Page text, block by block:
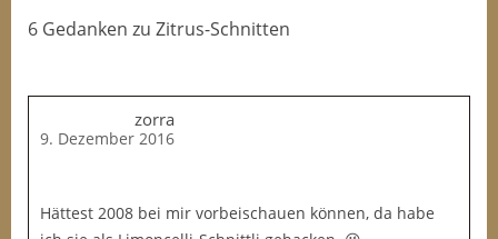
6 Gedanken zu Zitrus-Schnitten
zorra
9. Dezember 2016
Hättest 2008 bei mir vorbeischauen können, da habe